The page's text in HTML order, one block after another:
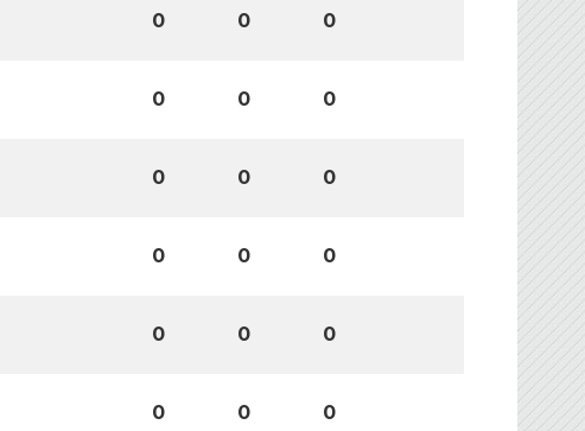
0 0 0
0 0 0
0 0 0
0 0 0
0 0 0
0 0 0